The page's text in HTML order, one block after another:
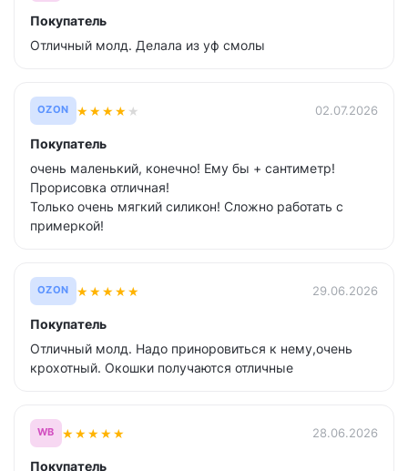
Покупатель
Отличный молд. Делала из уф смолы
OZON ★★★★ ★ 02.07.2026
Покупатель
очень маленький, конечно! Ему бы + сантиметр!
Прорисовка отличная!
Только очень мягкий силикон! Сложно работать с
примеркой!
OZON ★★★★★ 29.06.2026
Покупатель
Отличный молд. Надо приноровиться к нему,очень
крохотный. Окошки получаются отличные
WB ★★★★★ 28.06.2026
Покупатель